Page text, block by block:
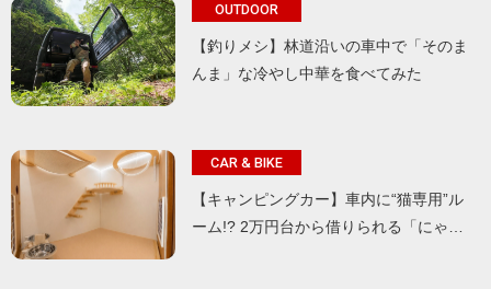
OUTDOOR
【釣りメシ】林道沿いの車中で「そのま
んま」な冷やし中華を食べてみた
CAR & BIKE
【キャンピングカー】車内に“猫専用”ル
ーム!? 2万円台から借りられる「にゃ…